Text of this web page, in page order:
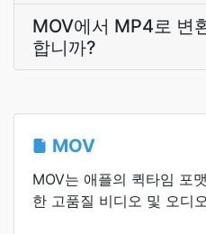
MOV에서 MP4로 변
합니까?
MOV
MOV는 애플의 퀵타임 포
한 고품질 비디오 및 오디